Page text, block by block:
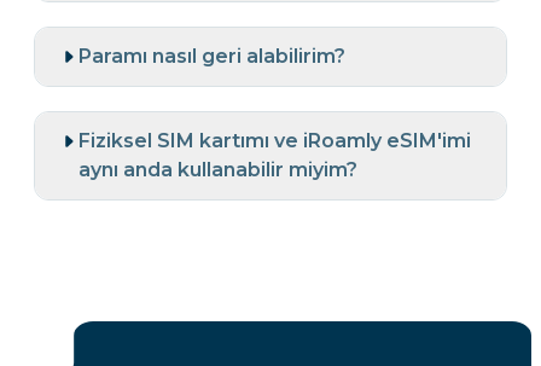
Paramı nasıl geri alabilirim?
Fiziksel SIM kartımı ve iRoamly eSIM'imi
aynı anda kullanabilir miyim?